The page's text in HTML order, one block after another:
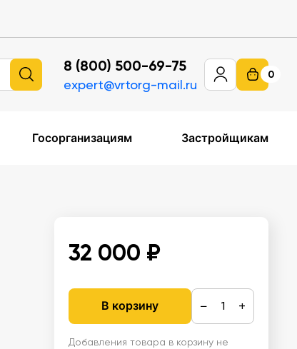
8 (800) 500-69-75
expert@vrtorg-mail.ru
0
Госорганизациям Застройщикам
32 000 ₽
В корзину − +
Добавления товара в корзину не